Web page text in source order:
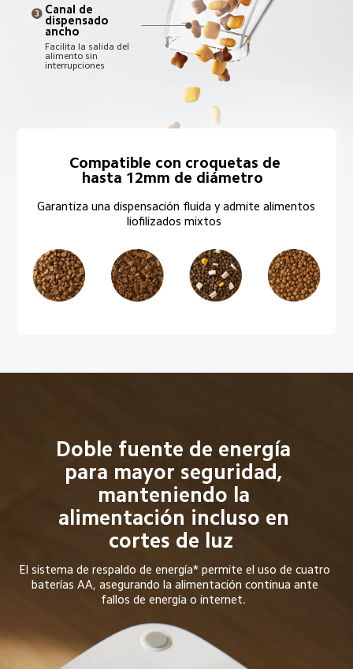
Canal de
dispensado
ancho
Facilita la salida del
alimento sin
interrupciones
Compatible con croquetas de
hasta 12mm de diámetro
Garantiza una dispensación fluida y admite alimentos
liofilizados mixtos
Doble fuente de energía
para mayor seguridad,
manteniendo la
alimentación incluso en
cortes de luz
El sistema de respaldo de energía* permite el uso de cuatro
baterías AA, asegurando la alimentación continua ante
fallos de energía o internet.